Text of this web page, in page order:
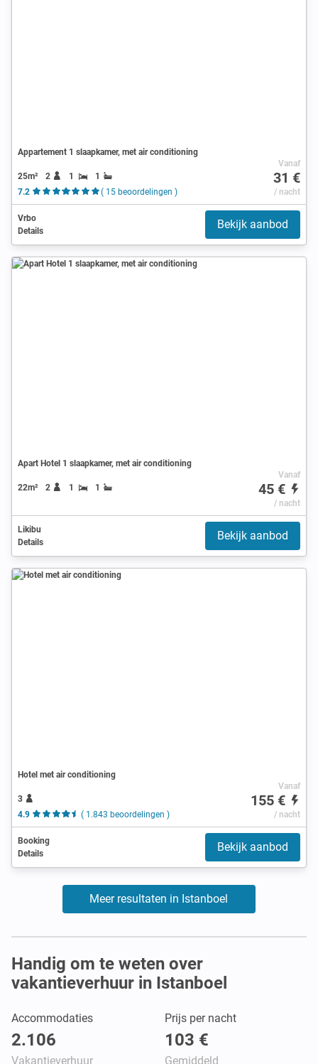
Appartement 1 slaapkamer, met air conditioning
25m² 2 1
1
7.2
( 15 beoordelingen )
Vanaf
31 €
/ nacht
Vrbo
Details
Bekijk aanbod
Apart Hotel 1 slaapkamer, met air conditioning
22m² 2 1 1
Vanaf
45 €
/ nacht
Likibu
Details
Bekijk aanbod
Hotel met air conditioning
3
4.9
( 1.843 beoordelingen )
Vanaf
155 €
/ nacht
Booking
Details
Bekijk aanbod
Meer resultaten in Istanboel
Handig om te weten over
vakantieverhuur in Istanboel
Accommodaties
2.106
Vakantieverhuur
Prijs per nacht
103 €
Gemiddeld